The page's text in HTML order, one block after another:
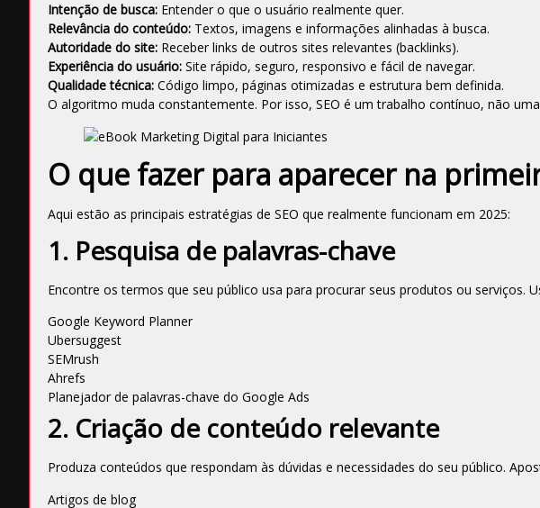
Intenção de busca: Entender o que o usuário realmente quer.
Relevância do conteúdo: Textos, imagens e informações alinhadas à busca.
Autoridade do site: Receber links de outros sites relevantes (backlinks).
Experiência do usuário: Site rápido, seguro, responsivo e fácil de navegar.
Qualidade técnica: Código limpo, páginas otimizadas e estrutura bem definida.
O algoritmo muda constantemente. Por isso, SEO é um trabalho contínuo, não
O que fazer para aparecer na
Aqui estão as principais estratégias de SEO que realmente funcionam em 2025:
1. Pesquisa de palavras-chave
Encontre os termos que seu público usa para procurar seus produtos ou serviços.
Google Keyword Planner
Ubersuggest
SEMrush
Ahrefs
Planejador de palavras-chave do Google Ads
2. Criação de conteúdo relevante
Produza conteúdos que respondam às dúvidas e necessidades do seu público.
Artigos de blog